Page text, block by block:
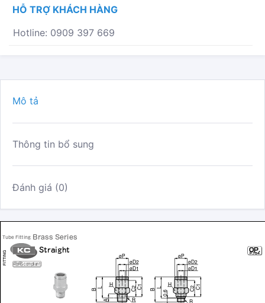
SỐ
HỖ TRỢ KHÁCH HÀNG
Hotline: 0909 397 669
Mô tả
Thông tin bổ sung
Đánh giá (0)